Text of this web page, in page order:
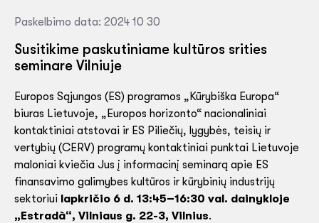
Paskelbimo data: 2024 10 30
Susitikime paskutiniame kultūros srities
seminare Vilniuje
Europos Sąjungos (ES) programos „Kūrybiška Europa“
biuras Lietuvoje, „Europos horizonto“ nacionaliniai
kontaktiniai atstovai ir ES Piliečių, lygybės, teisių ir
vertybių (CERV) programų kontaktiniai punktai Lietuvoje
maloniai kviečia Jus į informacinį seminarą apie ES
finansavimo galimybes kultūros ir kūrybinių industrijų
sektoriui lapkričio 6 d. 13:45–16:30 val. dainykloje
„Estradà“, Vilniaus g. 22-3, Vilnius.